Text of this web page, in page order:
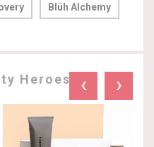
Blüh Alchemy
Heroes: ‹ ›